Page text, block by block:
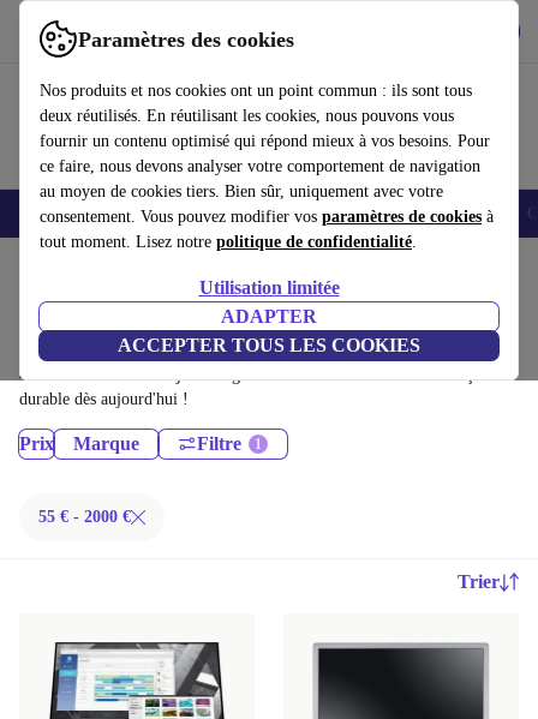
Paramètres des cookies
Nos produits et nos cookies ont un point commun : ils sont tous
deux réutilisés. En réutilisant les cookies, nous pouvons vous
fournir un contenu optimisé qui répond mieux à vos besoins. Pour
ce faire, nous devons analyser votre comportement de navigation
au moyen de cookies tiers. Bien sûr, uniquement avec votre
consentement. Vous pouvez modifier vos paramètres de cookies à
tout moment. Lisez notre politique de confidentialité.
Utilisation limitée
ADAPTER
ACCEPTER TOUS LES COOKIES
Utilisez refurbed rapidement et facilement
Smartphones Laptops Tablettes Montres connectées Accessoires
Écrans:
Écrans certifiés reconditionnés à moins de 2000€ – économisez jusqu'à
40 %. Retours sous 30 jours et garantie de 12 mois. Achetez de façon
durable dès aujourd'hui !
Prix Marque Filtre
55 € - 2000 €
Trier